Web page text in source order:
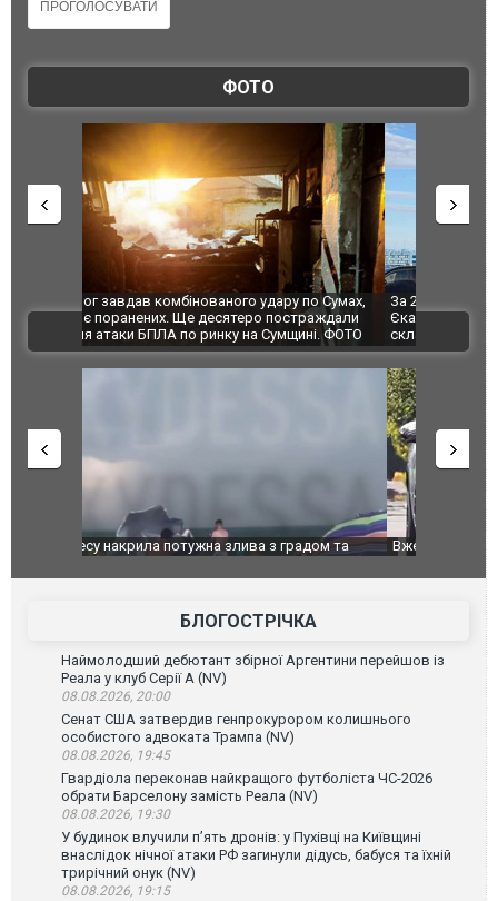
ФОТО
За 2000 кілометрів від кордону з Україною: в
Єкатеринбурзі після атаки дронів загорівся
склад Wildberries. ФОТО. ВІДЕО
"Мої
ВІДЕО
Вже вивели на тести: Ferrari готує оновлення
Вийшов
фільму
БЛОГОСТРІЧКА
Наймолодший дебютант збірної Аргентини перейшов із
Реала у клуб Серії А (NV)
08.08.2026, 20:00
Сенат США затвердив генпрокурором колишнього
особистого адвоката Трампа (NV)
08.08.2026, 19:45
Гвардіола переконав найкращого футболіста ЧС-2026
обрати Барселону замість Реала (NV)
08.08.2026, 19:30
У будинок влучили п’ять дронів: у Пухівці на Київщині
внаслідок нічної атаки РФ загинули дідусь, бабуся та їхній
трирічний онук (NV)
08.08.2026, 19:15